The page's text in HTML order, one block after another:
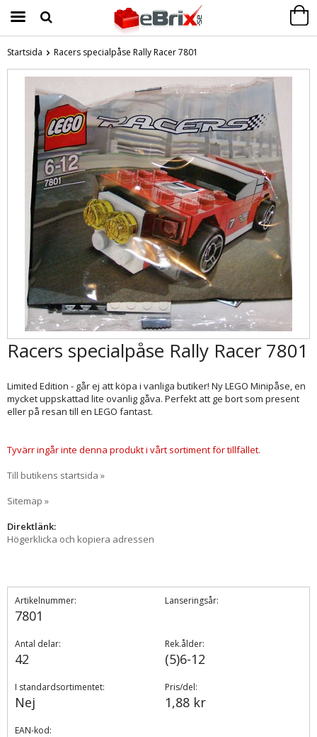
Startsida Racers specialpåse Rally Racer 7801
Racers specialpåse Rally Racer 7801
Limited Edition - går ej att köpa i vanliga butiker! Ny LEGO Minipåse, en
mycket uppskattad lite ovanlig gåva. Perfekt att ge bort som present
eller på resan till en LEGO fantast.
Tyvärr ingår inte denna produkt i vårt sortiment för tillfället.
Till butikens startsida »
Sitemap »
Direktlänk:
Högerklicka och kopiera adressen
Artikelnummer:
7801
Lanseringsår:
Antal delar:
42
Rek.ålder:
(5)6-12
I standardsortimentet:
Nej
Pris/del:
1,88 kr
EAN-kod: